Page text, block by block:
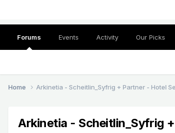
Forums Events Activity Our Picks
Home Arkinetia - Scheitlin_Syfrig + Partner - Hotel
Arkinetia - Scheitlin_Syfrig